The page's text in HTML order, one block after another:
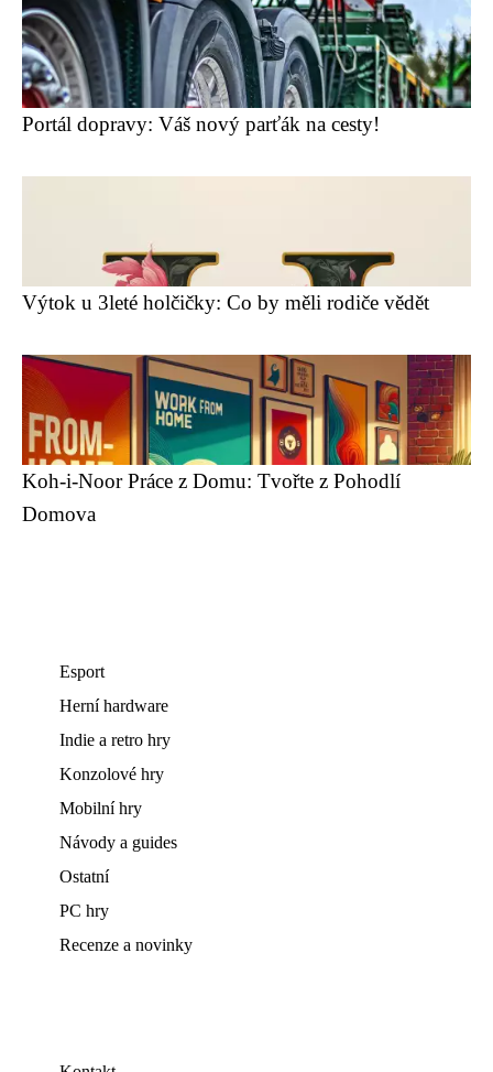
Portál dopravy: Váš nový parťák na cesty!
Výtok u 3leté holčičky: Co by měli rodiče vědět
Koh-i-Noor Práce z Domu: Tvořte z Pohodlí
Domova
Esport
Herní hardware
Indie a retro hry
Konzolové hry
Mobilní hry
Návody a guides
Ostatní
PC hry
Recenze a novinky